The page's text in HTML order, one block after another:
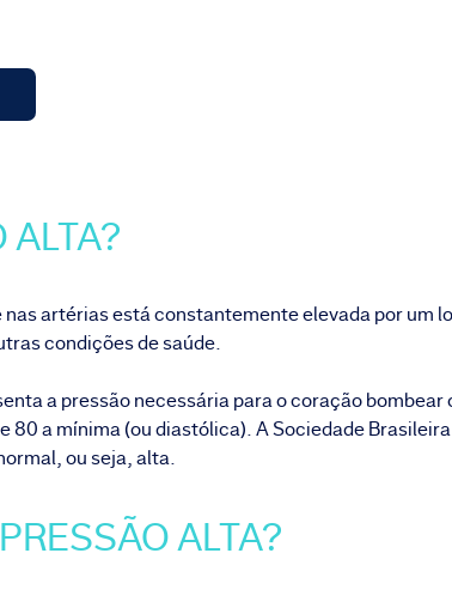
ALTA?
artérias está constantemente elevada por um
condições de saúde.
a pressão necessária para o coração bombear
80 a mínima (ou diastólica). A Sociedade
ou seja, alta.
ALTA?